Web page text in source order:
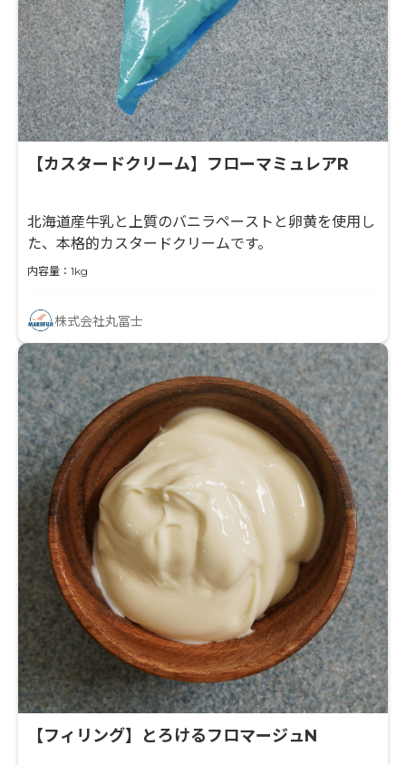
【カスタードクリーム】フローマミュレアR
北海道産牛乳と上質のバニラペーストと卵黄を使用し
た、本格的カスタードクリームです。
内容量：1kg
株式会社丸冨士
【フィリング】とろけるフロマージュN